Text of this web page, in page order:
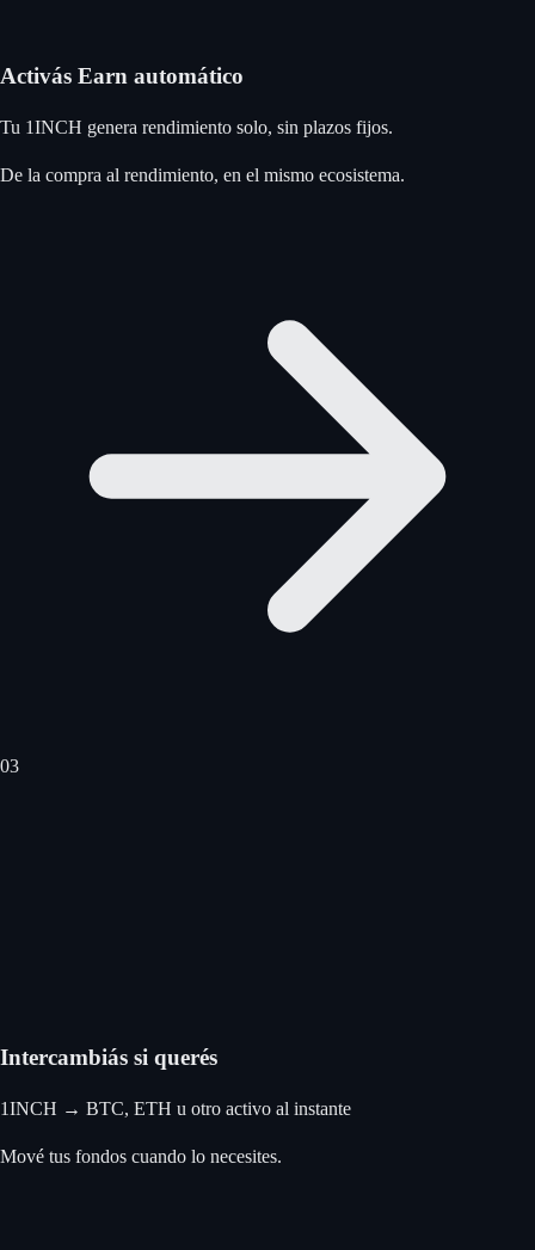
Activás Earn automático
Tu 1INCH genera rendimiento solo, sin plazos fijos.
De la compra al rendimiento, en el mismo ecosistema.
03
Intercambiás si querés
1INCH → BTC, ETH u otro activo al instante
Mové tus fondos cuando lo necesites.